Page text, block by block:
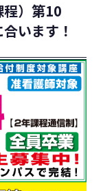
程）第10
います！